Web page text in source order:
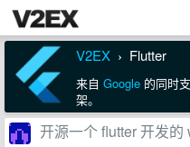
V2EX › Flutter
来自 Google 的同时
架。
开源一个 flutter 开发